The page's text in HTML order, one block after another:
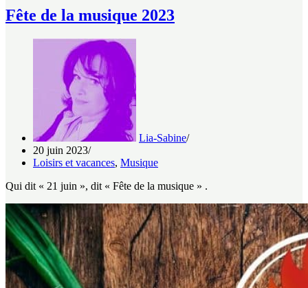
Fête de la musique 2023
Lia-Sabine
20 juin 2023
Loisirs et vacances, Musique
Qui dit « 21 juin », dit « Fête de la musique » .